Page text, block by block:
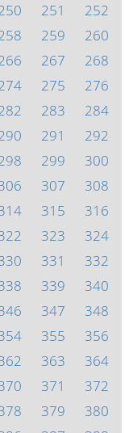
251
252
259
260
267
268
275
276
283
284
291
292
299
300
307
308
315
316
323
324
331
332
339
340
347
348
355
356
363
364
371
372
379
380